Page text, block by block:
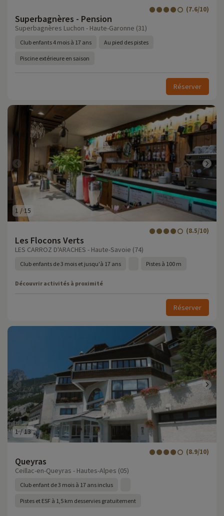
Superbagnères - Pension
(7.6/10)
Superbagnères Luchon - Haute-Garonne (31)
Club enfants 4 mois à 17 ans Au pied des pistes
Piscine extérieure en saison
Réserver
1 / 15
Les Flocons Verts
(8.5/10)
LES CARROZ D'ARACHES - Haute-Savoie (74)
Club enfants de 3 mois et jusqu'à 17 ans Pistes à 100 m
Découvrir activités à proximité
Réserver
1/13
Queyras
(8.9/10)
Ceillac-en-Queyras - Hautes-Alpes (05)
Club enfant de 3 mois à 17 ans inclus
Pistes et ESF à 1,5 km desservies gratuitement